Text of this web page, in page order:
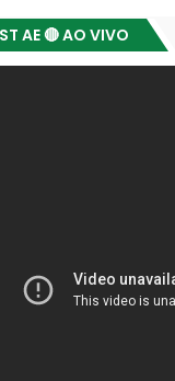
AE 🔴 AO VIVO